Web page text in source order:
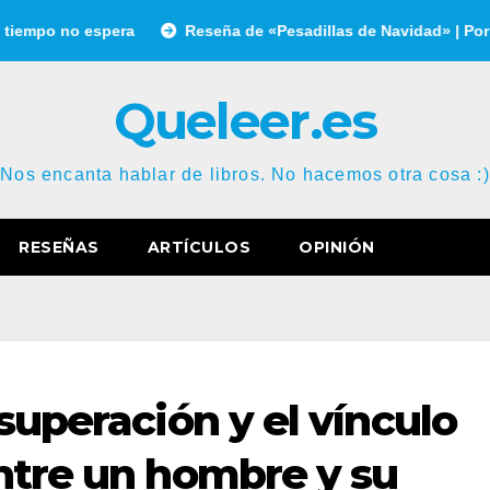
Reseña de «Pesadillas de Navidad» | Por Gonzalo
Queleer.es
Nos encanta hablar de libros. No hacemos otra cosa :)
RESEÑAS ARTÍCULOS OPINIÓN
y el vínculo
un hombre y su